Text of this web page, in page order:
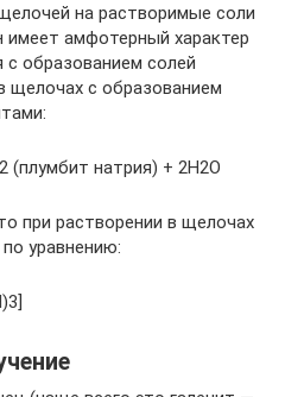
на растворимые соли
имеет амфотерный характер
с образованием солей
щелочах с образованием
(плумбит натрия) + 2Н2O
при растворении в щелочах
уравнению: